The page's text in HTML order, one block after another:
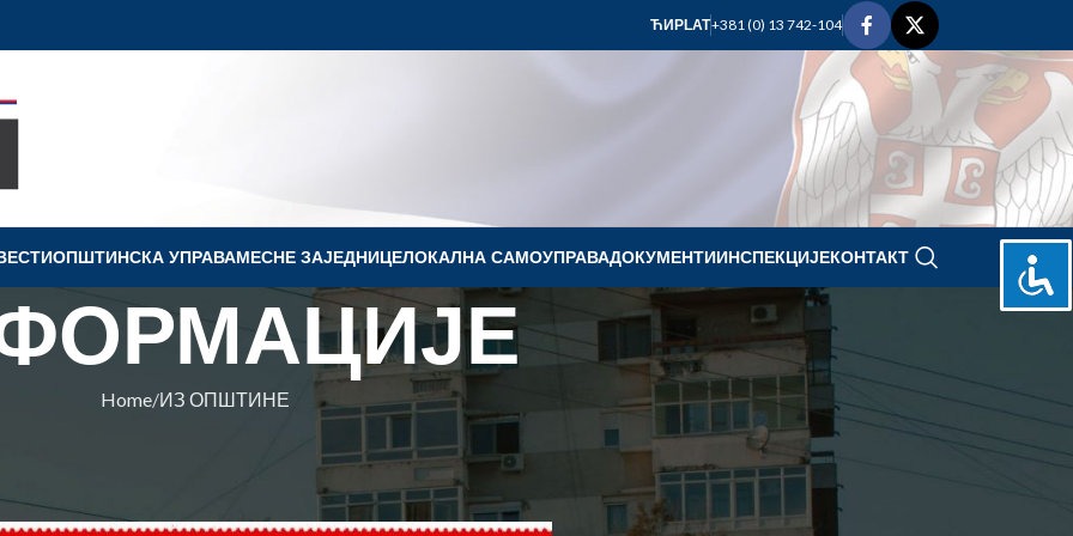
ЋИРLAT+381 (0) 13 742-104
OПШТИНСКА УПРАВАМЕСНЕ ЗАЈЕДНИЦЕЛОКАЛНА САМОУПРАВАДОКУМЕНТИИНСПЕКЦИЈЕКОНТАКТ
Home ИЗ ОПШТИНЕ
У ПЕТАК У КОВИНУ
On 29. novembar 2022.
novembar 2022.
U S Č P
1 2 3 4